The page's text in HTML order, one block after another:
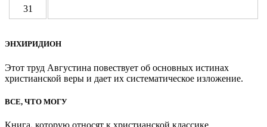
31
ЭНХИРИДИОН
Этот труд Августина повествует об основных истинах
христианской веры и дает их систематическое изложение.
ВСЕ, ЧТО МОГУ
Книга, которую относят к христианской классике